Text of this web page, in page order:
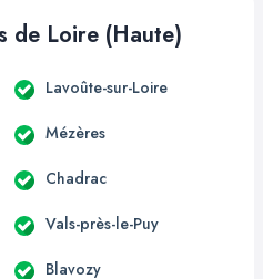
de Loire (Haute)
Lavoûte-sur-Loire
Mézères
Chadrac
Vals-près-le-Puy
Blavozy